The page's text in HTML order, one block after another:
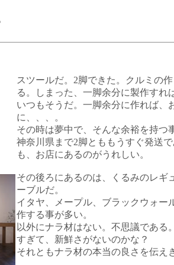
スツールだ。2脚できた。クルミの
る。しまった、一脚余分に製作すれ
いつもそうだ。一脚余分に作れば、
に、、、。
その時は夢中で、そんな余裕を持つ
神奈川県まで2脚とももうすぐ発送
も、お店にあるのがうれしい。
その後ろにあるのは、くるみのレギ
ーブルだ。
イタヤ、メープル、ブラックウォー
作する事が多い。
以外にナラ材はない。不思議である
すぎて、新鮮さがないのかな？
それともナラ材の本当の良さを伝え